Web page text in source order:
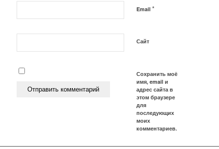
Email *
Сайт
Сохранить моё
имя, email и
адрес сайта в
этом браузере
для
последующих
моих
комментариев.